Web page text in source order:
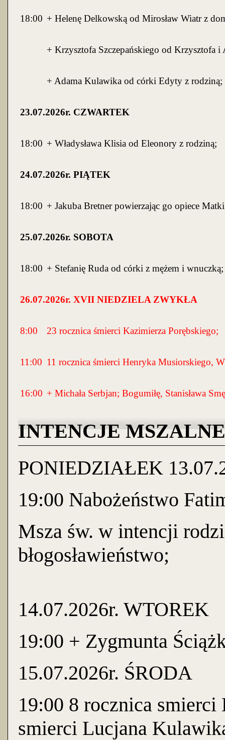
18:00 + Helenę Delkowską od Mirosław Wiatr z
+ Krzysztofa Szczepańskiego od Krzysztofa
+ Adama Kulawika od córki Edyty z rodziną;
23.07.2026r. CZWARTEK
18:00 + Władysława Klisia od Eleonory z rodziną;
24.07.2026r. PIĄTEK
18:00 + Jakuba Bretner powierzając go opiece
25.07.2026r. SOBOTA
18:00 + Stefanię Ruda od córki z mężem i wnuczką;
26.07.2026r. XVII NIEDZIELA ZWYKŁA
8:00 23 rocznica śmierci Kazimierza Porębskiego;
11:00 11 rocznica śmierci Henryka Musiorskiego,
16:00 + Michała Serbjan; Bogumiłę, Stanisława
INTENCJE MSZALNE
PONIEDZIAŁEK
19:00 Nabożeństwo
Msza św. w intencji
błogosławieństwo;
14.07.2026r. WTOREK
19:00 + Zygmunta
15.07.2026r. ŚRODA
19:00 8 rocznica
smierci Lucjana